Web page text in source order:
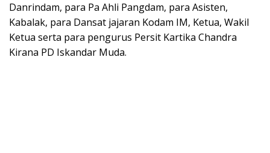
Danrindam, para Pa Ahli Pangdam, para Asisten,
Kabalak, para Dansat jajaran Kodam IM, Ketua, Wakil
Ketua serta para pengurus Persit Kartika Chandra
Kirana PD Iskandar Muda.